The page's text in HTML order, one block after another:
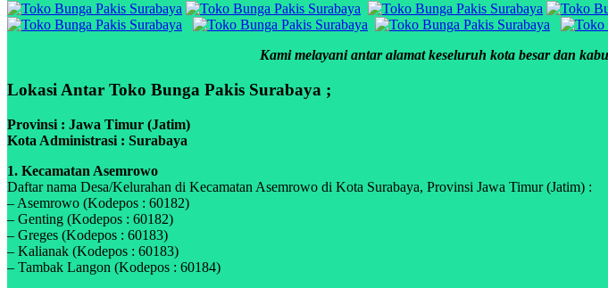
Kami melayani antar alamat keseluruh kota besar dan
Lokasi Antar Toko Bunga Pakis Surabaya ;
Provinsi : Jawa Timur (Jatim)
Kota Administrasi : Surabaya
1. Kecamatan Asemrowo
Daftar nama Desa/Kelurahan di Kecamatan Asemrowo di Kota Surabaya, Provinsi Jawa Timur (Jatim) :
– Asemrowo (Kodepos : 60182)
– Genting (Kodepos : 60182)
– Greges (Kodepos : 60183)
– Kalianak (Kodepos : 60183)
– Tambak Langon (Kodepos : 60184)